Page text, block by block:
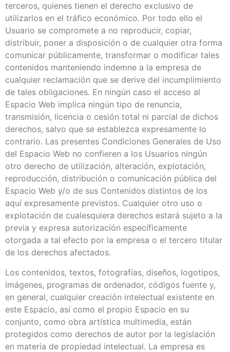
terceros, quienes tienen el derecho exclusivo de
utilizarlos en el tráfico económico. Por todo ello el
Usuario se compromete a no reproducir, copiar,
distribuir, poner a disposición o de cualquier otra forma
comunicar públicamente, transformar o modificar tales
contenidos manteniendo indemne a la empresa de
cualquier reclamación que se derive del incumplimiento
de tales obligaciones. En ningún caso el acceso al
Espacio Web implica ningún tipo de renuncia,
transmisión, licencia o cesión total ni parcial de dichos
derechos, salvo que se establezca expresamente lo
contrario. Las presentes Condiciones Generales de Uso
del Espacio Web no confieren a los Usuarios ningún
otro derecho de utilización, alteración, explotación,
reproducción, distribución o comunicación pública del
Espacio Web y/o de sus Contenidos distintos de los
aquí expresamente previstos. Cualquier otro uso o
explotación de cualesquiera derechos estará sujeto a la
previa y expresa autorización específicamente
otorgada a tal efecto por la empresa o el tercero titular
de los derechos afectados.
Los contenidos, textos, fotografías, diseños, logotipos,
imágenes, programas de ordenador, códigos fuente y,
en general, cualquier creación intelectual existente en
este Espacio, así como el propio Espacio en su
conjunto, como obra artística multimedia, están
protegidos como derechos de autor por la legislación
en materia de propiedad intelectual. La empresa es